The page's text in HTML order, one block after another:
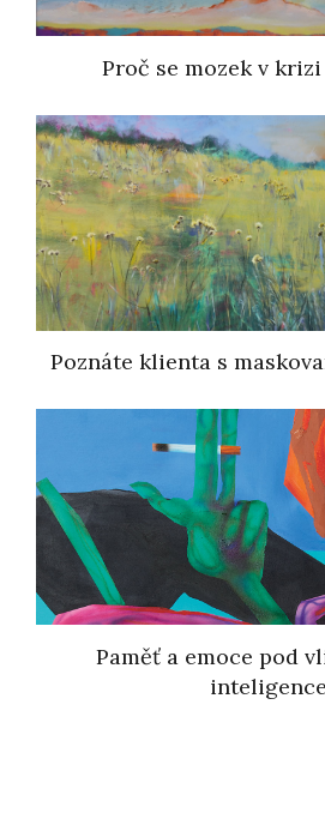
Proč se mozek v krizi
Poznáte klienta s
Paměť a emoce pod
inteligence